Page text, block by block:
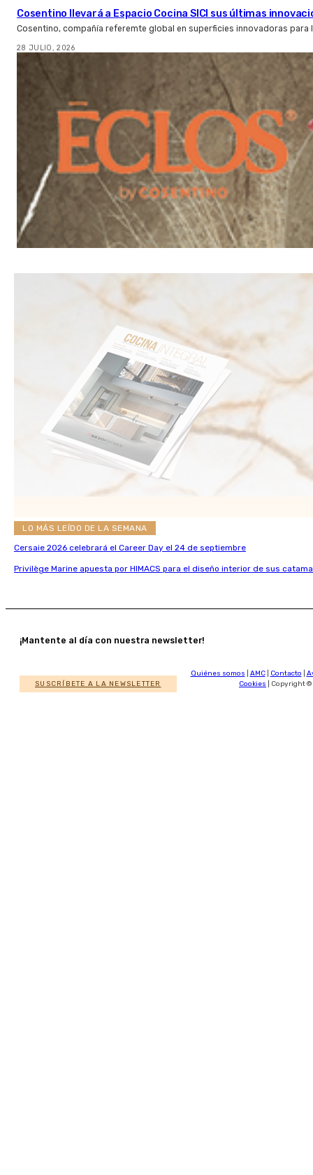
Cosentino llevará a Espacio Cocina SICI sus últimas
Cosentino, compañía referemte global en superficies innovadoras
28 JULIO, 2026
LO MÁS LEÍDO DE LA SEMANA
Cersaie 2026 celebrará el Career Day el 24 de septiembre
Privilège Marine apuesta por HIMACS para el diseño interior de sus
¡Mantente al día con nuestra newsletter!
SUSCRÍBETE A LA NEWSLETTER
Quiénes somos AMC| Contacto
Cookies | Copyright